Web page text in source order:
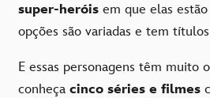
super-heróis em que elas
opções são variadas e tem
E essas personagens têm muito
conheça cinco séries e filmes